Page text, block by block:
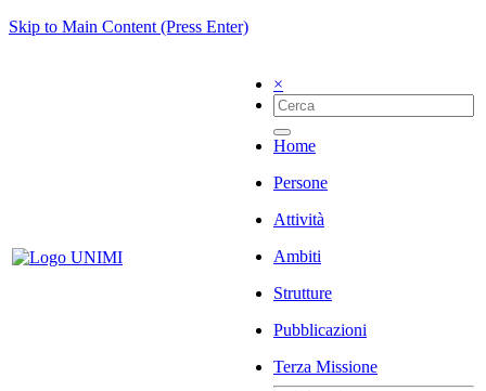
Skip to Main Content (Press Enter)
×
Home
Persone
Attività
Ambiti
Strutture
Pubblicazioni
Terza Missione